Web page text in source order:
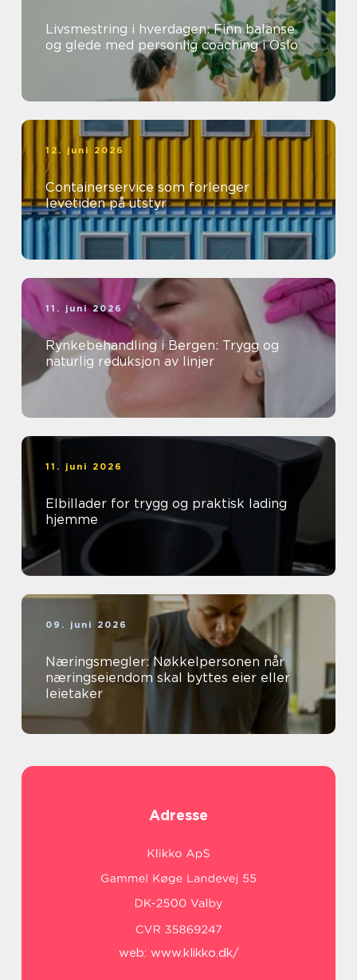
Livsmestring i hverdagen: Finn balanse
og glede med personlig coaching i Oslo
12. juni 2026
Containerservice som forlenger
levetiden på utstyr
11. juni 2026
Rynkebehandling i Bergen: Trygg og
naturlig reduksjon av linjer
11. juni 2026
Elbillader for trygg og praktisk lading
hjemme
09. juni 2026
Næringsmegler: Nøkkelpersonen når
næringseiendom skal byttes eier eller
leietaker
Adresse
web: www.klikko.dk/